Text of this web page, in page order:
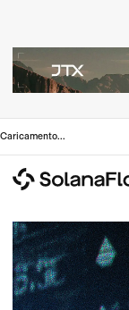
Caricamento...